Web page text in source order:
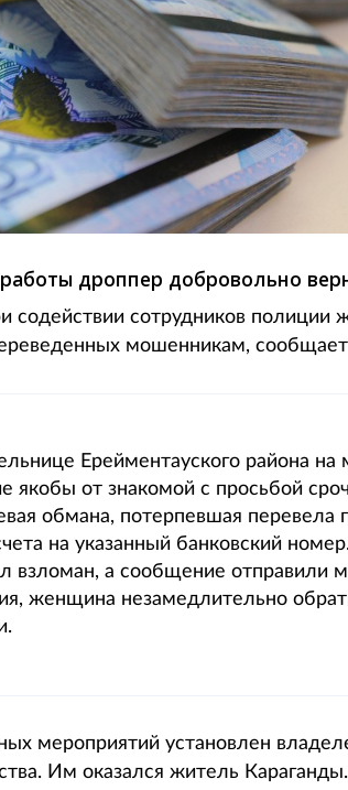
дроппер добровольно
содействии сотрудников полиции
мошенникам, сообщает
Ерейментауского района
якобы от знакомой с просьбой
обмана, потерпевшая перевела
на указанный банковский
взломан, а сообщение отправили
женщина незамедлительно
мероприятий установлен
Им оказался житель